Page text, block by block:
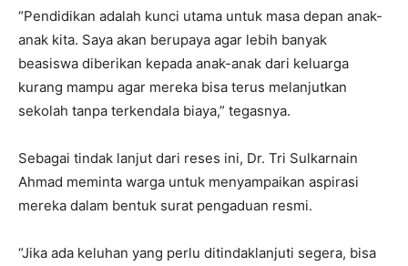
“Pendidikan adalah kunci utama untuk masa depan anak-
anak kita. Saya akan berupaya agar lebih banyak
beasiswa diberikan kepada anak-anak dari keluarga
kurang mampu agar mereka bisa terus melanjutkan
sekolah tanpa terkendala biaya,” tegasnya.
Sebagai tindak lanjut dari reses ini, Dr. Tri Sulkarnain
Ahmad meminta warga untuk menyampaikan aspirasi
mereka dalam bentuk surat pengaduan resmi.
“Jika ada keluhan yang perlu ditindaklanjuti segera, bisa